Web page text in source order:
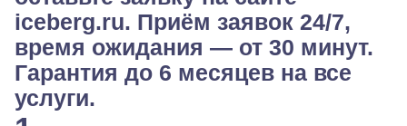
iceberg.ru. Приём заявок 24/7,
время ожидания — от 30 минут.
Гарантия до 6 месяцев на все
услуги.